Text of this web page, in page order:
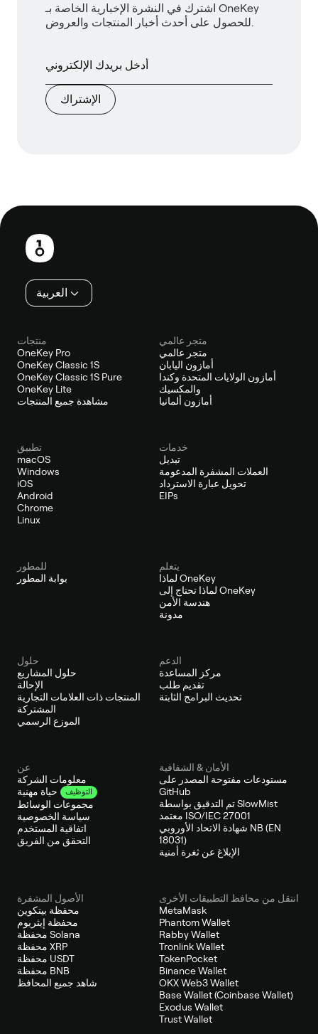
اشترك في النشرة الإخبارية الخاصة بـ OneKey
للحصول على أحدث أخبار المنتجات والعروض.
الإشتراك
تذييل
العربية
منتجات
OneKey Pro
OneKey Classic 1S
OneKey Classic 1S Pure
OneKey Lite
مشاهدة جميع المنتجات
متجر عالمي
متجر عالمي
أمازون اليابان
أمازون الولايات المتحدة وكندا
والمكسيك
أمازون ألمانيا
تطبيق
macOS
Windows
iOS
Android
Chrome
Linux
خدمات
تبديل
العملات المشفرة المدعومة
تحويل عبارة الاسترداد
EIPs
للمطور
بوابة المطور
يتعلم
لماذا OneKey
لماذا تحتاج إلى OneKey
هندسة الأمن
مدونة
حلول
حلول المشاريع
الإحالة
المنتجات ذات العلامات التجارية
المشتركة
الموزع الرسمي
الدعم
مركز المساعدة
تقديم طلب
تحديث البرامج الثابتة
عن
معلومات الشركة
حياة مهنية
التوظيف
مجموعات الوسائط
سياسة الخصوصية
اتفاقية المستخدم
التحقق من الفريق
الأمان & الشفافية
مستودعات مفتوحة المصدر على
GitHub
تم التدقيق بواسطة SlowMist
معتمد ISO/IEC 27001
شهادة الاتحاد الأوروبي NB (EN
18031)
الإبلاغ عن ثغرة أمنية
الأصول المشفرة
محفظة بيتكوين
محفظة إيثريوم
محفظة Solana
محفظة XRP
محفظة USDT
محفظة BNB
شاهد جميع المحافظ
انتقل من محافظ التطبيقات الأخرى
MetaMask
Phantom Wallet
Rabby Wallet
Tronlink Wallet
TokenPocket
Binance Wallet
OKX Web3 Wallet
Base Wallet (Coinbase Wallet)
Exodus Wallet
Trust Wallet